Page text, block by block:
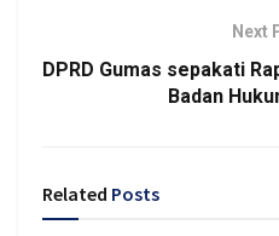
Next
DPRD Gumas sepakati
Badan
Related Posts